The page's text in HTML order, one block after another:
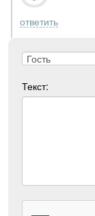
ответить
Текст: